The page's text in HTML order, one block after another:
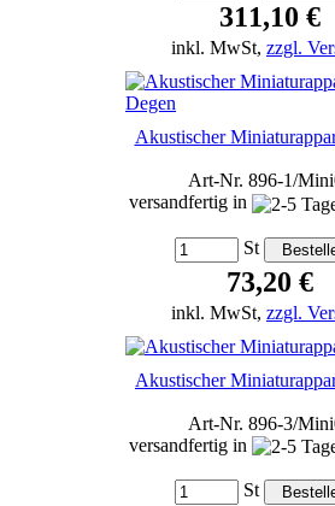
311,10 €
inkl. MwSt, zzgl.
Akustischer
Art-Nr. 896-1/
versandfertig in
St
73,20 €
inkl. MwSt, zzgl.
Akustischer
Art-Nr. 896-3/
versandfertig in
St